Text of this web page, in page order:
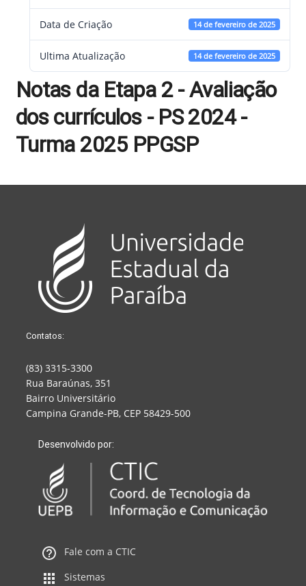
Data de Criação 14 de fevereiro de 2025
Ultima Atualização 14 de fevereiro de 2025
Notas da Etapa 2 - Avaliação
dos currículos - PS 2024 -
Turma 2025 PPGSP
Contatos:
(83) 3315-3300
Rua Baraúnas, 351
Bairro Universitário
Campina Grande-PB, CEP 58429-500
Desenvolvido por:
Fale com a CTIC
Sistemas